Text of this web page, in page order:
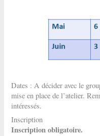
Dates : A décider avec le
mise en place de l’atelier.
intéressés.
Inscription
Inscription obligatoire.